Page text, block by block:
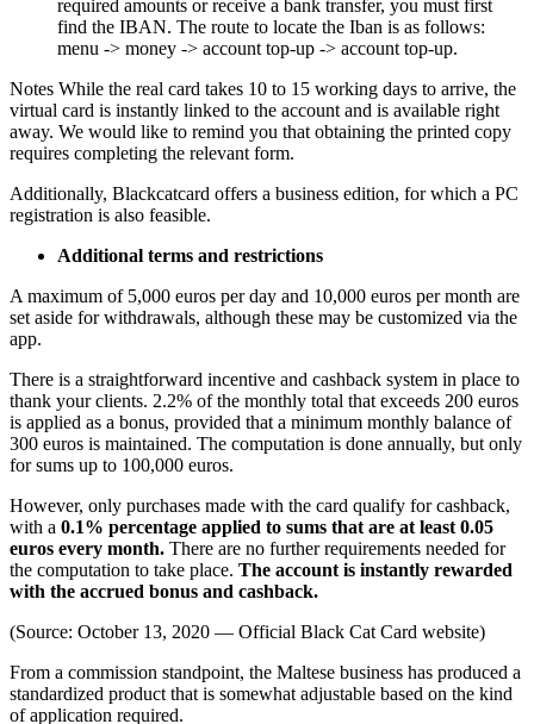
required amounts or receive a bank transfer, you must first
find the IBAN. The route to locate the Iban is as follows:
menu -> money -> account top-up -> account top-up.
Notes While the real card takes 10 to 15 working days to arrive, the
virtual card is instantly linked to the account and is available right
away. We would like to remind you that obtaining the printed copy
requires completing the relevant form.
Additionally, Blackcatcard offers a business edition, for which a PC
registration is also feasible.
Additional terms and restrictions
A maximum of 5,000 euros per day and 10,000 euros per month are
set aside for withdrawals, although these may be customized via the
app.
There is a straightforward incentive and cashback system in place to
thank your clients. 2.2% of the monthly total that exceeds 200 euros
is applied as a bonus, provided that a minimum monthly balance of
300 euros is maintained. The computation is done annually, but only
for sums up to 100,000 euros.
However, only purchases made with the card qualify for cashback,
with a 0.1% percentage applied to sums that are at least 0.05
euros every month. There are no further requirements needed for
the computation to take place. The account is instantly rewarded
with the accrued bonus and cashback.
(Source: October 13, 2020 — Official Black Cat Card website)
From a commission standpoint, the Maltese business has produced a
standardized product that is somewhat adjustable based on the kind
of application required.